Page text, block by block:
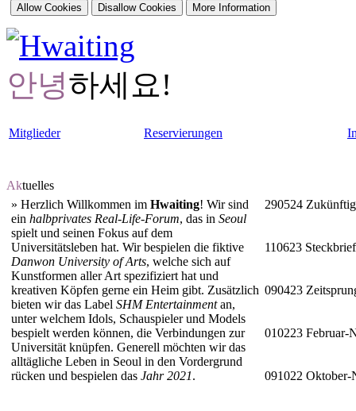
안녕하세요!
Mitglieder Reservierungen
Aktuelles
» Herzlich Willkommen im Hwaiting! Wir sind
ein halbprivates Real-Life-Forum, das in Seoul
spielt und seinen Fokus auf dem
Universitätsleben hat. Wir bespielen die fiktive
Danwon University of Arts, welche sich auf
Kunstformen aller Art spezifiziert hat und
kreativen Köpfen gerne ein Heim gibt. Zusätzlich
bieten wir das Label SHM Entertainmentan,
unter welchem Idols, Schauspieler und Models
bespielt werden können, die Verbindungen zur
Universität knüpfen. Generell möchten wir das
alltägliche Leben in Seoul in den Vordergrund
rücken und bespielen das Jahr 2021.
290524
110623
090423
010223 Februar-
091022